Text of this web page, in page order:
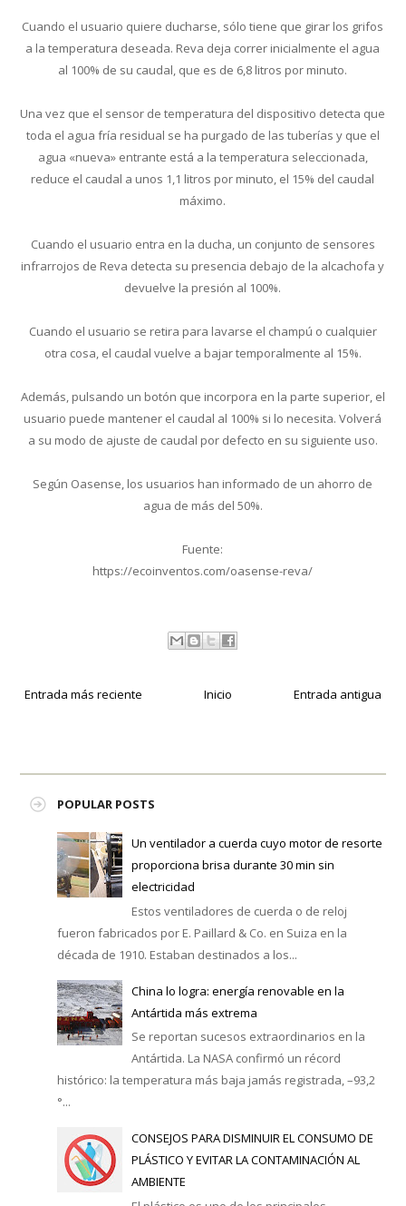
Cuando el usuario quiere ducharse, sólo tiene que girar los grifos
a la temperatura deseada. Reva deja correr inicialmente el agua
al 100% de su caudal, que es de 6,8 litros por minuto.
Una vez que el sensor de temperatura del dispositivo detecta que
toda el agua fría residual se ha purgado de las tuberías y que el
agua «nueva» entrante está a la temperatura seleccionada,
reduce el caudal a unos 1,1 litros por minuto, el 15% del caudal
máximo.
Cuando el usuario entra en la ducha, un conjunto de sensores
infrarrojos de Reva detecta su presencia debajo de la alcachofa y
devuelve la presión al 100%.
Cuando el usuario se retira para lavarse el champú o cualquier
otra cosa, el caudal vuelve a bajar temporalmente al 15%.
Además, pulsando un botón que incorpora en la parte superior, el
usuario puede mantener el caudal al 100% si lo necesita. Volverá
a su modo de ajuste de caudal por defecto en su siguiente uso.
Según Oasense, los usuarios han informado de un ahorro de
agua de más del 50%.
Fuente:
https://ecoinventos.com/oasense-reva/
Entrada más reciente Entrada antigua
Inicio
POPULAR POSTS
Un ventilador a cuerda cuyo motor de resorte
proporciona brisa durante 30 min sin
electricidad
Estos ventiladores de cuerda o de reloj
fueron fabricados por E. Paillard & Co. en Suiza en la
década de 1910. Estaban destinados a los...
China lo logra: energía renovable en la
Antártida más extrema
Se reportan sucesos extraordinarios en la
Antártida. La NASA confirmó un récord
histórico: la temperatura más baja jamás registrada, –93,2
°...
CONSEJOS PARA DISMINUIR EL CONSUMO DE
PLÁSTICO Y EVITAR LA CONTAMINACIÓN AL
AMBIENTE